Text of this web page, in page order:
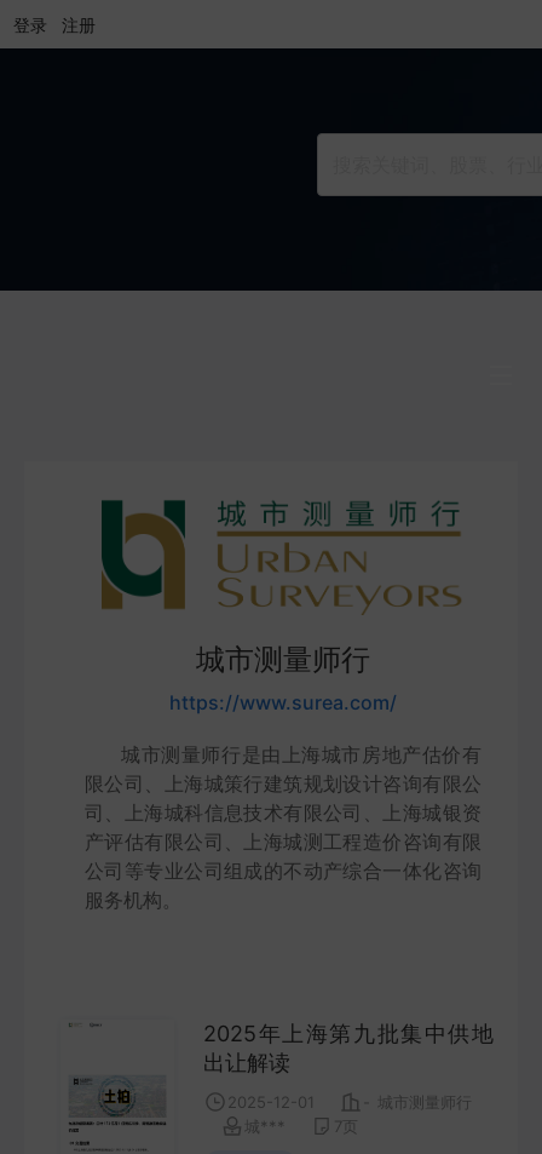
登录 注册
公司研究
COMPANY
会议纪要
MINUTES
财报
ANNUALS
期货研究
FUTURES
城市测量师行
https://www.surea.com/
城市测量师行是由上海城市房地产估价有
限公司、上海城策行建筑规划设计咨询有限公
司、上海城科信息技术有限公司、上海城银资
产评估有限公司、上海城测工程造价咨询有限
公司等专业公司组成的不动产综合一体化咨询
服务机构。
2025年上海第九批集中供地
出让解读
2025-12-01
城市测量师行
城***
7 页